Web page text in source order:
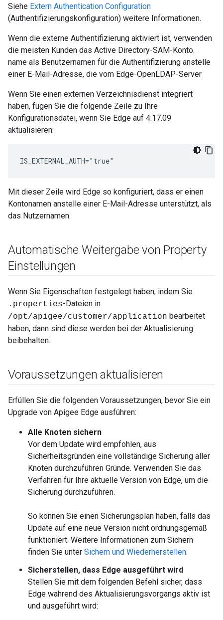
Siehe Extern Authentication Configuration
(Authentifizierungskonfiguration) weitere Informationen.
Wenn die externe Authentifizierung aktiviert ist, verwenden
die meisten Kunden das Active Directory-SAM-Konto.
name als Benutzernamen für die Authentifizierung anstelle
einer E-Mail-Adresse, die vom Edge-OpenLDAP-Server
Wenn Sie einen externen Verzeichnisdienst integriert
haben, fügen Sie die folgende Zeile zu Ihre
Konfigurationsdatei, wenn Sie Edge auf 4.17.09
aktualisieren:
IS_EXTERNAL_AUTH="true"
Mit dieser Zeile wird Edge so konfiguriert, dass er einen
Kontonamen anstelle einer E-Mail-Adresse unterstützt, als
das Nutzernamen.
Automatische Weitergabe von Property
Einstellungen
Wenn Sie Eigenschaften festgelegt haben, indem Sie
.properties-Dateien in
/opt/apigee/customer/application bearbeitet
haben, dann sind diese werden bei der Aktualisierung
beibehalten.
Voraussetzungen aktualisieren
Erfüllen Sie die folgenden Voraussetzungen, bevor Sie ein
Upgrade von Apigee Edge ausführen:
Alle Knoten sichern
Vor dem Update wird empfohlen, aus
Sicherheitsgründen eine vollständige Sicherung aller
Knoten durchzuführen Gründe. Verwenden Sie das
Verfahren für Ihre aktuelle Version von Edge, um die
Sicherung durchzuführen.
So können Sie einen Sicherungsplan haben, falls das
Update auf eine neue Version nicht ordnungsgemäß
funktioniert. Weitere Informationen zum Sichern
finden Sie unter Sichern und Wiederherstellen.
Sicherstellen, dass Edge ausgeführt wird
Stellen Sie mit dem folgenden Befehl sicher, dass
Edge während des Aktualisierungsvorgangs aktiv ist
und ausgeführt wird: